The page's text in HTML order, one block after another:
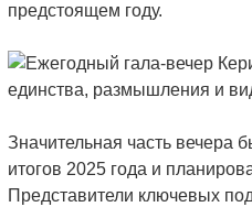
предстоящем году.
Значительная часть
итогов 2025 года и
Представители ключевых